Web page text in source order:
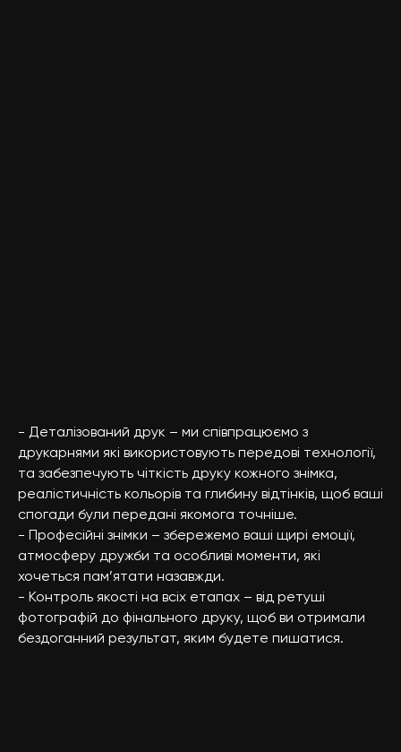
- Деталізований друк – ми співпрацюємо з
друкарнями які використовують передові технології,
та забезпечують чіткість друку кожного знімка,
реалістичність кольорів та глибину відтінків, щоб ваші
спогади були передані якомога точніше.
- Професійні знімки – збережемо ваші щирі емоції,
атмосферу дружби та особливі моменти, які
хочеться пам’ятати назавжди.
- Контроль якості на всіх етапах – від ретуші
фотографій до фінального друку, щоб ви отримали
бездоганний результат, яким будете пишатися.